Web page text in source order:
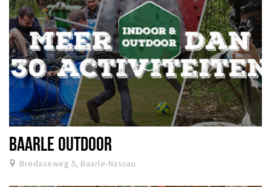
BAARLE OUTDOOR
Bredaseweg 5, Baarle-Nassau